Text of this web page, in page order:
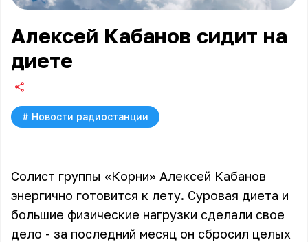
Алексей Кабанов сидит на
диете
# Новости радиостанции
Солист группы «Корни» Алексей Кабанов
энергично готовится к лету. Суровая диета и
большие физические нагрузки сделали свое
дело - за последний месяц он сбросил целых